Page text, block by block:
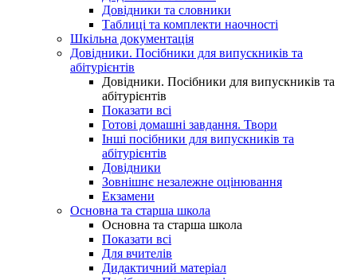
Довідники та словники
Таблиці та комплекти наочності
Шкільна документація
Довідники. Посібники для випускників та
абітурієнтів
Довідники. Посібники для випускників та
абітурієнтів
Показати всі
Готові домашні завдання. Твори
Інші посібники для випускників та
абітурієнтів
Довідники
Зовнішнє незалежне оцінювання
Екзамени
Основна та старша школа
Основна та старша школа
Показати всі
Для вчителів
Дидактичний матеріал